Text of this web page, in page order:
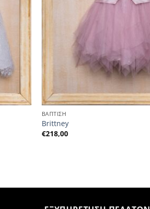
ΒΑΠΤΙΣΗ
Brittney
€218,00